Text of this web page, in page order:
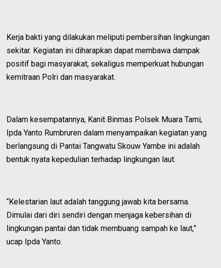
Kerja bakti yang dilakukan meliputi pembersihan lingkungan
sekitar. Kegiatan ini diharapkan dapat membawa dampak
positif bagi masyarakat, sekaligus memperkuat hubungan
kemitraan Polri dan masyarakat.
Dalam kesempatannya, Kanit Binmas Polsek Muara Tami,
Ipda Yanto Rumbruren dalam menyampaikan kegiatan yang
berlangsung di Pantai Tangwatu Skouw Yambe ini adalah
bentuk nyata kepedulian terhadap lingkungan laut.
“Kelestarian laut adalah tanggung jawab kita bersama.
Dimulai dari diri sendiri dengan menjaga kebersihan di
lingkungan pantai dan tidak membuang sampah ke laut,”
ucap Ipda Yanto.